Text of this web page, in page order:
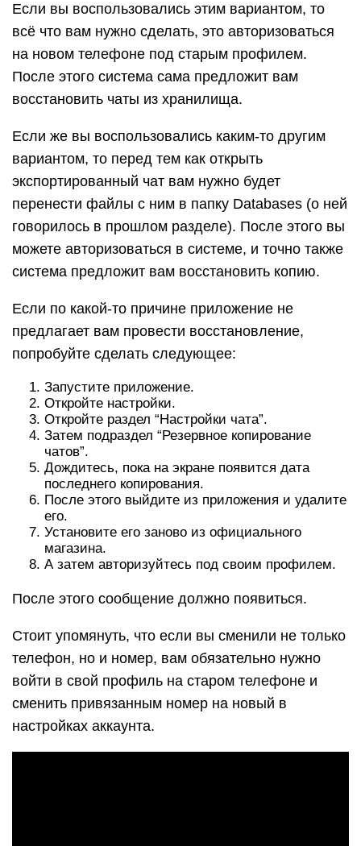
Если вы воспользовались этим вариантом, то
всё что вам нужно сделать, это авторизоваться
на новом телефоне под старым профилем.
После этого система сама предложит вам
восстановить чаты из хранилища.
Если же вы воспользовались каким-то другим
вариантом, то перед тем как открыть
экспортированный чат вам нужно будет
перенести файлы с ним в папку Databases (о ней
говорилось в прошлом разделе). После этого вы
можете авторизоваться в системе, и точно также
система предложит вам восстановить копию.
Если по какой-то причине приложение не
предлагает вам провести восстановление,
попробуйте сделать следующее:
Запустите приложение.
Откройте настройки.
Откройте раздел “Настройки чата”.
Затем подраздел “Резервное копирование
чатов”.
Дождитесь, пока на экране появится дата
последнего копирования.
После этого выйдите из приложения и удалите
его.
Установите его заново из официального
магазина.
А затем авторизуйтесь под своим профилем.
После этого сообщение должно появиться.
Стоит упомянуть, что если вы сменили не только
телефон, но и номер, вам обязательно нужно
войти в свой профиль на старом телефоне и
сменить привязанным номер на новый в
настройках аккаунта.